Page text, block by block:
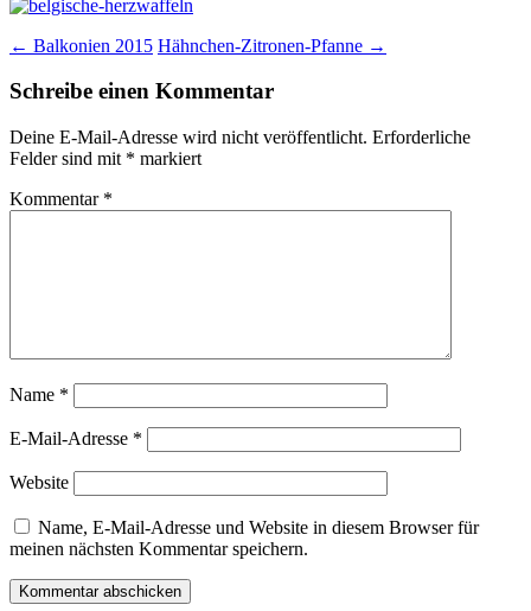
Beitragsnavigation
← Balkonien 2015 Hähnchen-Zitronen-Pfanne →
Schreibe einen Kommentar
Deine E-Mail-Adresse wird nicht veröffentlicht. Erforderliche
Felder sind mit * markiert
Kommentar *
Name *
E-Mail-Adresse *
Website
Name, E-Mail-Adresse und Website in diesem Browser für
meinen nächsten Kommentar speichern.